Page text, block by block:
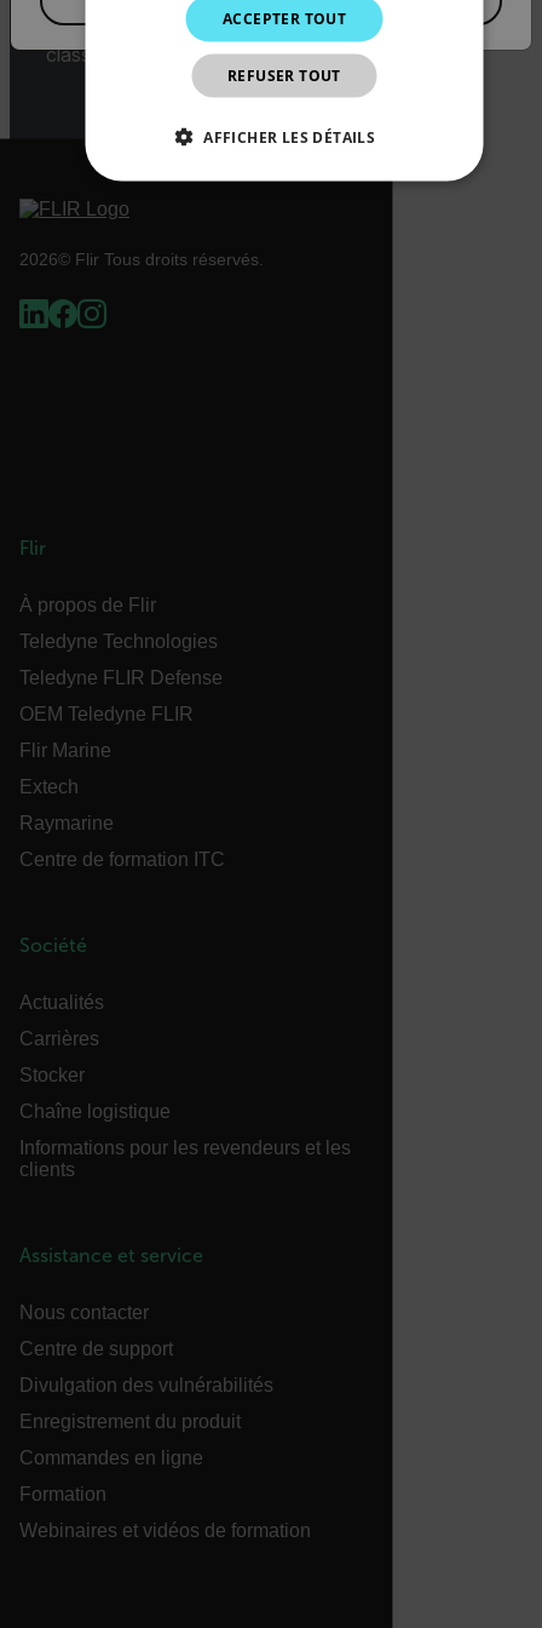
730-774) depending upon specifications
for the final product; jurisdiction and
classification will be provided upon
request.
2026© Flir Tous droits réservés.
Flir
À propos de Flir
Teledyne Technologies
Teledyne FLIR Defense
OEM Teledyne FLIR
Flir Marine
Extech
Raymarine
Centre de formation ITC
Société
Actualités
Carrières
Stocker
Chaîne logistique
Informations pour les revendeurs et les
clients
Assistance et service
Nous contacter
Centre de support
Divulgation des vulnérabilités
Enregistrement du produit
Commandes en ligne
Formation
Webinaires et vidéos de formation
JAPANESE
CHINESE
ACCEPTER TOUT
REFUSER TOUT
AFFICHER LES DÉTAILS
nécessaires.
Nom
cart_products_oids
cart_products_skus
sf_territory
x-ms-cpim-cache|[-
OpenIdConnect.nonce.